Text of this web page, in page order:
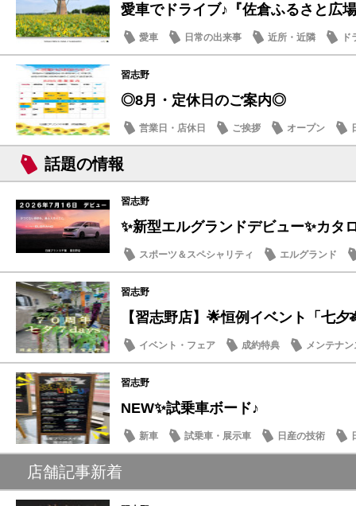
愛車でドライブ♪『佐倉ふるさと広
愛車 日常の出来事 近所・近隣 ド
習志野
◎8月・定休日のご案内◎
営業日・店休日 ご挨拶 オープン
話題の情報
習志野
✨新型エルグランドデビュー✨カタ
スポーツ＆スペシャリティ
エルグランド
話題の情報
習志野
【習志野店】🌟恒例イベント「七
イベント・フェア 成約特典
メンテナ
話題の情報
習志野
NEW✨試乗車ボード♪
新車 試乗車・展示車 日産の技術
店舗記事新着